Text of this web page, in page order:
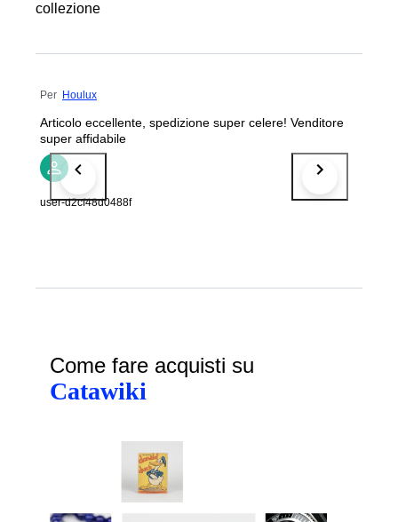
collezione
Per Houlux
Articolo eccellente, spedizione super celere! Venditore
super affidabile
user-d2cf48d0488f
Come fare acquisti su
Catawiki